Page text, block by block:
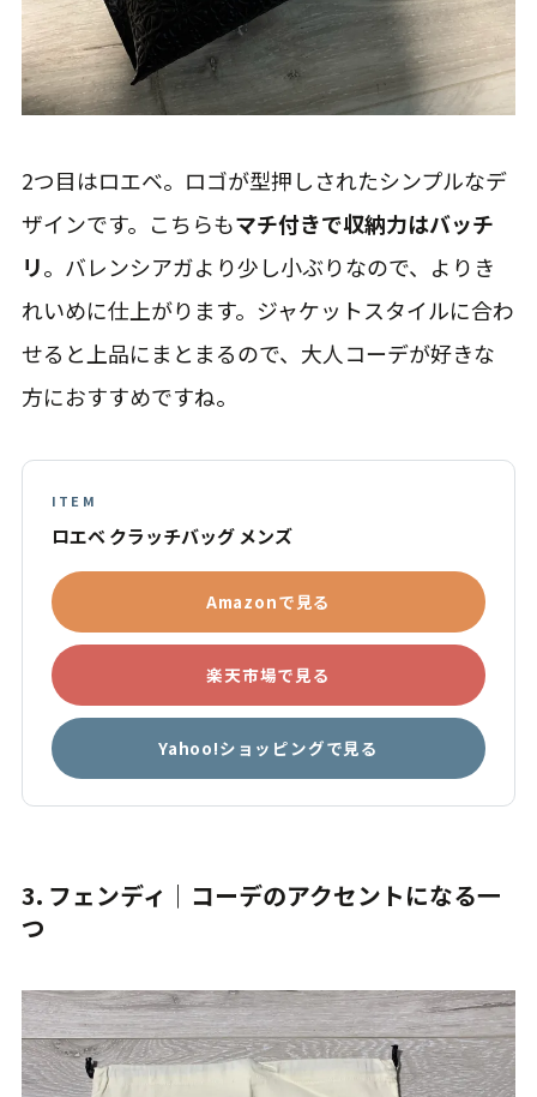
2つ目はロエベ。ロゴが型押しされたシンプルなデ
ザインです。こちらもマチ付きで収納力はバッチ
リ。バレンシアガより少し小ぶりなので、よりき
れいめに仕上がります。ジャケットスタイルに合わ
せると上品にまとまるので、大人コーデが好きな
方におすすめですね。
ITEM
ロエベ クラッチバッグ メンズ
Amazonで見る
楽天市場で見る
Yahoo!ショッピングで見る
3. フェンディ｜コーデのアクセントになる一
つ